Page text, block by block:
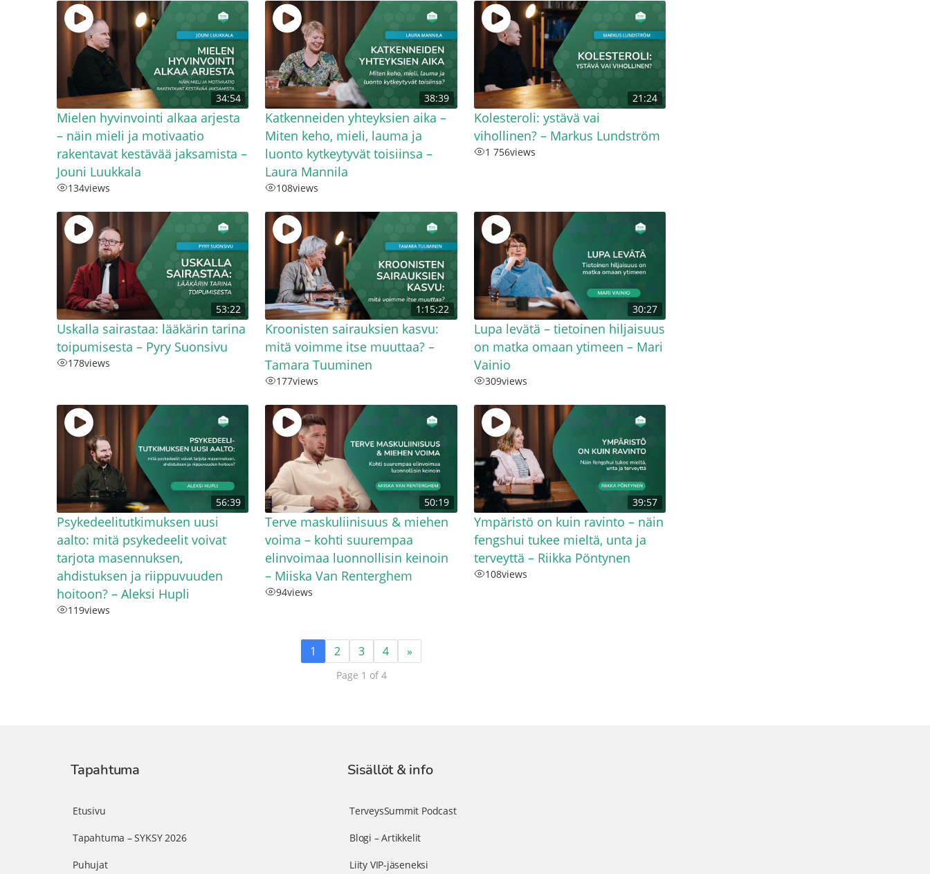
34:54
Mielen hyvinvointi alkaa arjesta
– näin mieli ja motivaatio
rakentavat kestävää jaksamista –
Jouni Luukkala
134views
38:39
Katkenneiden yhteyksien aika –
Miten keho, mieli, lauma ja
luonto kytkeytyvät toisiinsa –
Laura Mannila
108views
21:24
Kolesteroli: ystävä vai
vihollinen? – Markus Lundström
1 756views
53:22
Uskalla sairastaa: lääkärin tarina
toipumisesta – Pyry Suonsivu
178views
1:15:22
Kroonisten sairauksien kasvu:
mitä voimme itse muuttaa? –
Tamara Tuuminen
177views
30:27
Lupa levätä – tietoinen hiljaisuus
on matka omaan ytimeen – Mari
Vainio
309views
56:39
Psykedeelitutkimuksen uusi
aalto: mitä psykedeelit voivat
tarjota masennuksen,
ahdistuksen ja riippuvuuden
hoitoon? – Aleksi Hupli
119views
50:19
Terve maskuliinisuus & miehen
voima – kohti suurempaa
elinvoimaa luonnollisin keinoin
– Miiska Van Renterghem
94views
39:57
Ympäristö on kuin ravinto – näin
fengshui tukee mieltä, unta ja
terveyttä – Riikka Pöntynen
108views
1 2 3 4 »
Page 1 of 4
Tapahtuma
Etusivu
Tapahtuma – SYKSY 2026
Puhujat
Sisällöt & info
TerveysSummit Podcast
Blogi – Artikkelit
Liity VIP-jäseneksi